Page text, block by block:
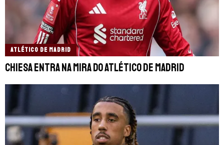
ATLÉTICO DE MADRID
Chiesa entra na mira do Atlético de Madrid